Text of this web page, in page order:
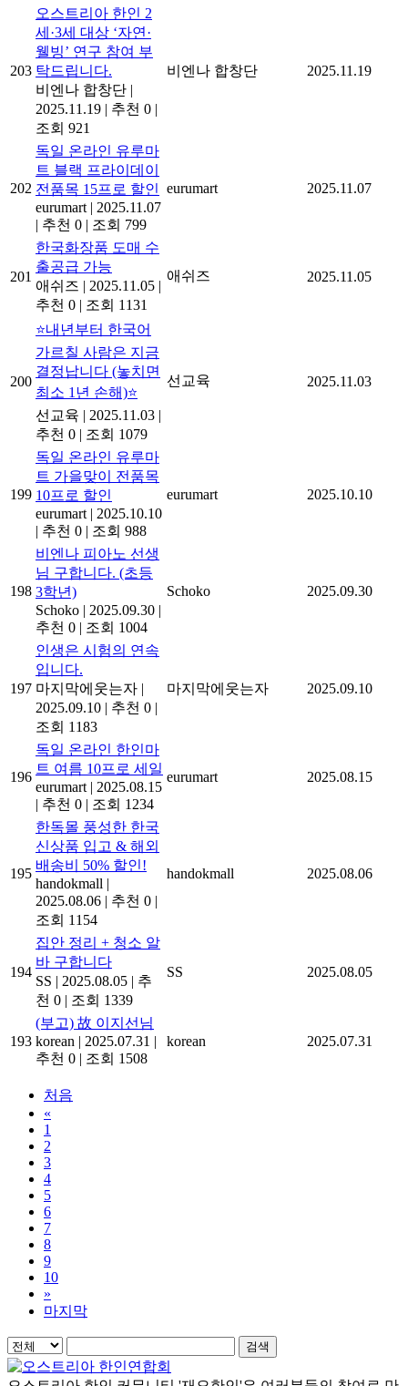
203
오스트리아 한인 2
세·3세 대상 ‘자연·
웰빙’ 연구 참여 부
탁드립니다.
비엔나 합창단 |
2025.11.19 | 추천 0 |
조회 921
비엔나 합창단 2025.11.19
202
독일 온라인 유루마
트 블랙 프라이데이
전품목 15프로 할인
eurumart | 2025.11.07
| 추천 0 | 조회 799
eurumart 2025.11.07
201
한국화장품 도매 수
출공급 가능
애쉬즈 | 2025.11.05 |
추천 0 | 조회 1131
애쉬즈 2025.11.05
200
⭐내년부터 한국어
가르칠 사람은 지금
결정납니다 (놓치면
최소 1년 손해)⭐
선교육 | 2025.11.03 |
추천 0 | 조회 1079
선교육 2025.11.03
199
독일 온라인 유루마
트 가을맞이 전품목
10프로 할인
eurumart | 2025.10.10
| 추천 0 | 조회 988
eurumart 2025.10.10
198
비엔나 피아노 선생
님 구합니다. (초등
3학년)
Schoko | 2025.09.30 |
추천 0 | 조회 1004
Schoko 2025.09.30
197
인생은 시험의 연속
입니다.
마지막에웃는자 |
2025.09.10 | 추천 0 |
조회 1183
마지막에웃는자 2025.09.10
196
독일 온라인 한인마
트 여름 10프로 세일
eurumart | 2025.08.15
| 추천 0 | 조회 1234
eurumart 2025.08.15
195
한독몰 풍성한 한국
신상품 입고 & 해외
배송비 50% 할인!
handokmall |
2025.08.06 | 추천 0 |
조회 1154
handokmall 2025.08.06
194
집안 정리 + 청소 알
바 구합니다
SS | 2025.08.05 | 추
천 0 | 조회 1339
SS 2025.08.05
193
(부고) 故 이지선님
korean | 2025.07.31 |
추천 0 | 조회 1508
korean 2025.07.31
처음
«
1
2
3
4
5
6
7
8
9
10
»
마지막
검색